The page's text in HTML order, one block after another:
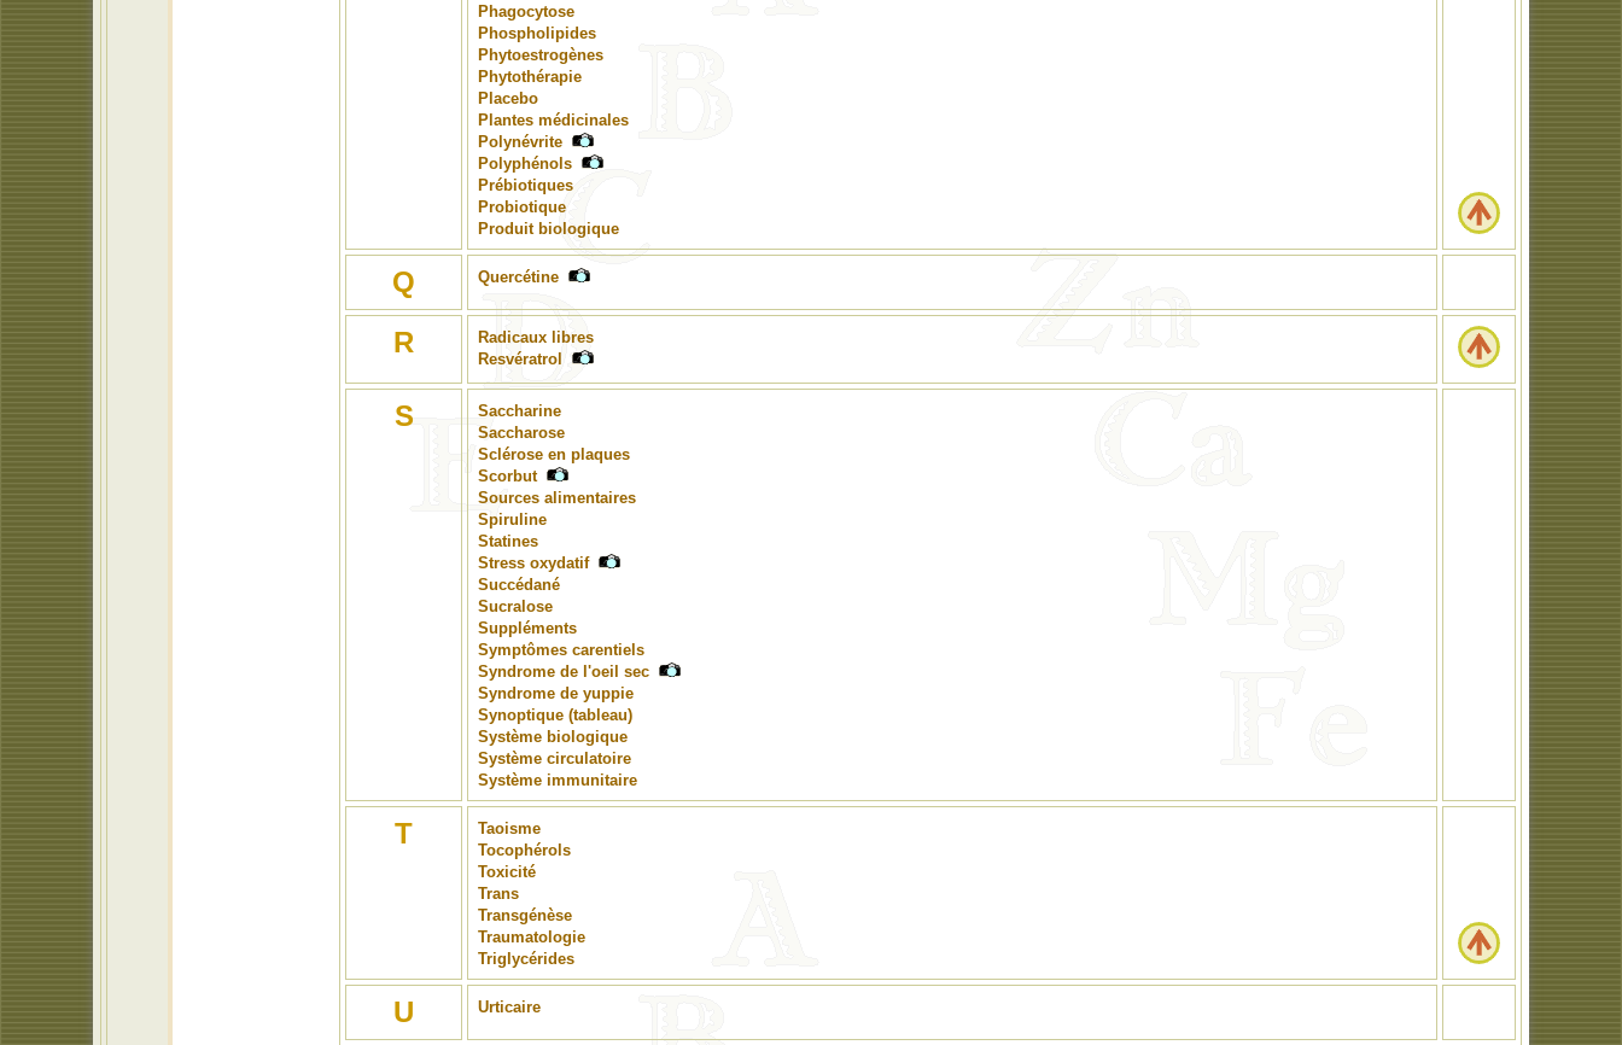
Phagocytose
Phospholipides
Phytoestrogènes
Phytothérapie
Placebo
Plantes médicinales
Polynévrite
Polyphénols
Prébiotiques
Probiotique
Produit biologique
Q Quercétine
R
Radicaux libres
Resvératrol
S
Saccharine
Saccharose
Sclérose en plaques
Scorbut
Sources alimentaires
Spiruline
Statines
Stress oxydatif
Succédané
Sucralose
Suppléments
Symptômes carentiels
Syndrome de l'oeil sec
Syndrome de yuppie
Synoptique (tableau)
Système biologique
Système circulatoire
Système immunitaire
T
Taoisme
Tocophérols
Toxicité
Trans
Transgénèse
Traumatologie
Triglycérides
U Urticaire